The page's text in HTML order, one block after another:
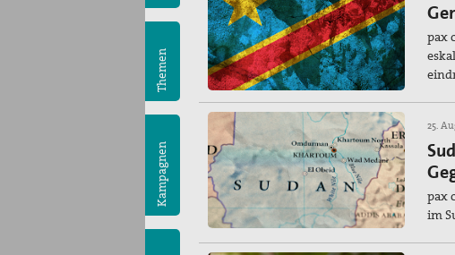
Themen
Kampagnen
pax
25.
pax
im